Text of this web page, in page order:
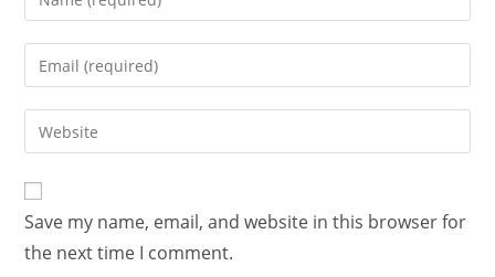
Save my name, email, and website in this browser for
the next time I comment.